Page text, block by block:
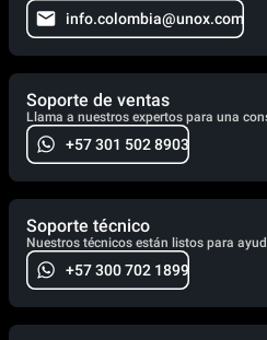
info.colombia@unox.com
Soporte de ventas
Llama a nuestros expertos para una
+57 301 502 8903
Soporte técnico
Nuestros técnicos están listos para
+57 300 702 1899